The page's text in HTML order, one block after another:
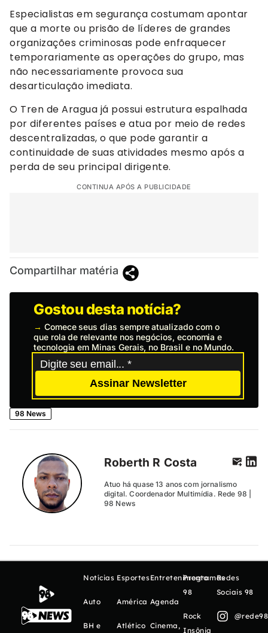
Especialistas em segurança costumam apontar
que a morte ou prisão de líderes de grandes
organizações criminosas pode enfraquecer
temporariamente as operações do grupo, mas
não necessariamente provoca sua
desarticulação imediata.
O Tren de Aragua já possui estrutura espalhada
por diferentes países e atua por meio de redes
descentralizadas, o que pode garantir a
continuidade de suas atividades mesmo após a
perda de seu principal dirigente.
CONTINUA APÓS A PUBLICIDADE
Compartilhar matéria
Gostou desta notícia?
→ Comece seus dias sempre atualizado com o
que rola de relevante nos negócios, economia e
tecnologia em Minas Gerais, no Brasil e no Mundo.
Assinar Newsletter
98 News
Roberth R Costa
Atuo há quase 13 anos com jornalismo
digital. Coordenador Multimídia. Rede 98 |
98 News
Notícias
Auto
BH e
Esportes
América
Atlético
Entretenimento
Agenda
Cinema,
Programas
98
Rock
Insônia
Redes
Sociais 98